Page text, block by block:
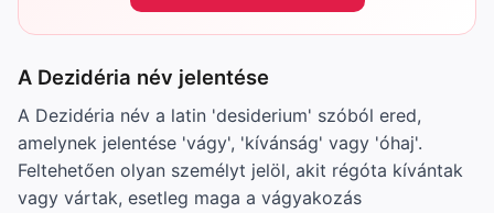
A Dezidéria név jelentése
A Dezidéria név a latin 'desiderium' szóból ered,
amelynek jelentése 'vágy', 'kívánság' vagy 'óhaj'.
Feltehetően olyan személyt jelöl, akit régóta kívántak
vagy vártak, esetleg maga a vágyakozás